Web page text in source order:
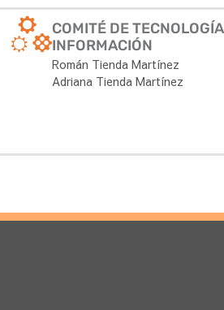
COMITÉ DE
INFORMACIÓN
Román Tienda Martínez
Adriana Tienda Martínez